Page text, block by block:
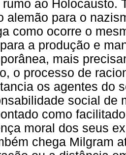
ao Holocausto.
alemão para o
como ocorre o
a produção e
mais
o processo de
os agentes do
social de
como
moral dos seus
chega Milgram